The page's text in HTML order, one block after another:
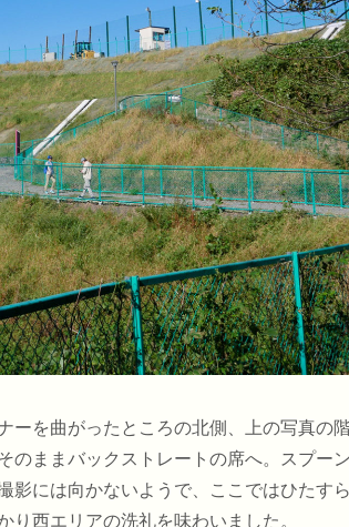
ーを曲がったところの北側、上の写真の
のままバックストレートの席へ。スプー
影には向かないようで、ここではひたす
西エリアの洗礼を味わいました。